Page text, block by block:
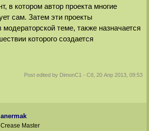
в котором автор проекта многие
сам. Затем эти проекты
теме, также назначается
которого создается
Post edited by DimonС1 -Сб, 20 Апр 2013, 09:53
anermak
Crease Master